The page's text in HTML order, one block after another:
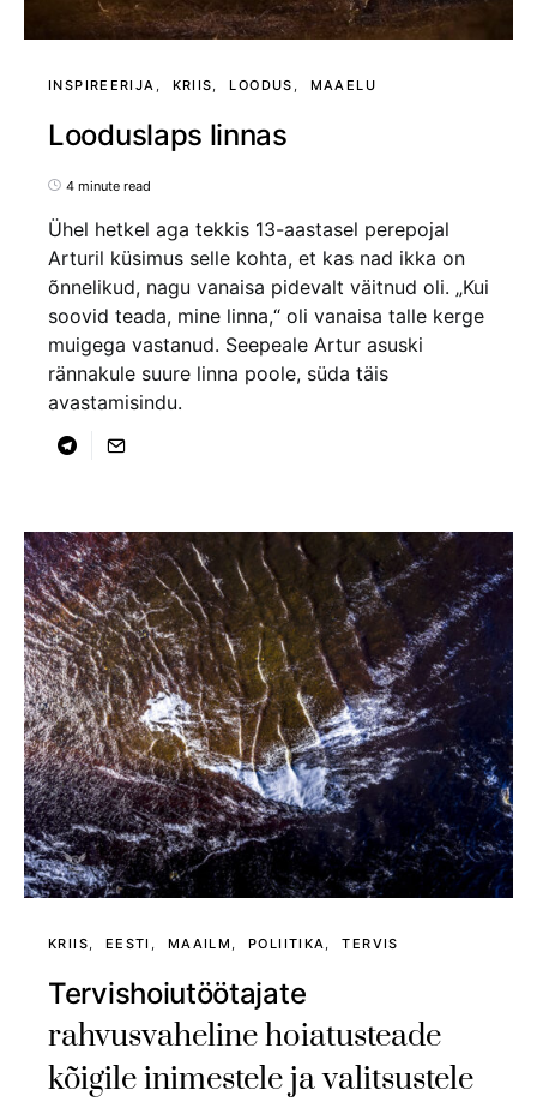
INSPIREERIJA KRIIS LOODUS MAAELU
Looduslaps linnas
4 minute read
Ühel hetkel aga tekkis 13-aastasel perepojal
Arturil küsimus selle kohta, et kas nad ikka on
õnnelikud, nagu vanaisa pidevalt väitnud oli. „Kui
soovid teada, mine linna,“ oli vanaisa talle kerge
muigega vastanud. Seepeale Artur asuski
rännakule suure linna poole, süda täis
avastamisindu.
KRIIS EESTI MAAILM POLIITIKA TERVIS
Tervishoiutöötajate
rahvusvaheline hoiatusteade
kõigile inimestele ja valitsustele